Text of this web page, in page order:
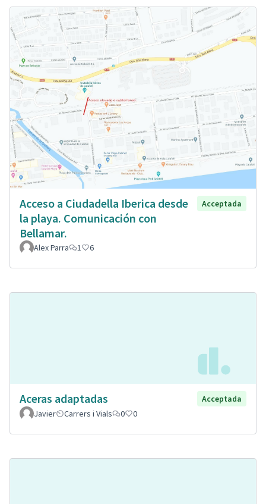
Acceso a Ciudadella Iberica desde
la playa. Comunicación con
Bellamar.
Acceptada
Alex Parra 1 6
Aceras adaptadas
Acceptada
Javier
Carrers i Vials 0 0